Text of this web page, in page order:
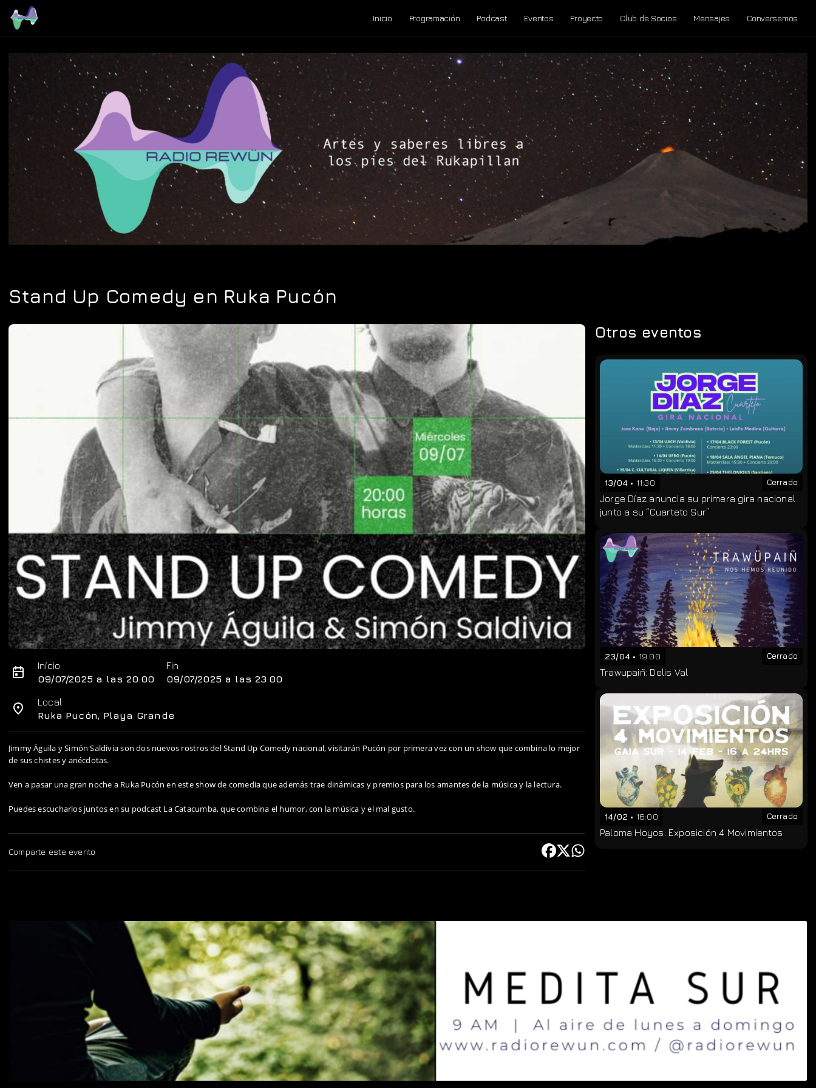
Inicio Programación Podcast Eventos Proyecto Club de Socios Mensajes Conversemos
Stand Up Comedy en Ruka Pucón
Início
09/07/2025 a las 20:00
Fin
09/07/2025 a las 23:00
Local
Ruka Pucón, Playa Grande
Jimmy Águila y Simón Saldivia son dos nuevos rostros del Stand Up Comedy nacional, visitarán Pucón por primera vez con un show que combina lo mejor
de sus chistes y anécdotas.
Ven a pasar una gran noche a Ruka Pucón en este show de comedia que además trae dinámicas y premios para los amantes de la música y la lectura.
Puedes escucharlos juntos en su podcast La Catacumba, que combina el humor, con la música y el mal gusto.
Otros eventos
13/04 11:30 Cerrado
Jorge Díaz anuncia su primera gira nacional
junto a su “Cuarteto Sur”
23/04 19:00 Cerrado
Trawupaiñ: Delis Val
14/02 16:00 Cerrado
Paloma Hoyos: Exposición 4 Movimientos
Comparte este evento